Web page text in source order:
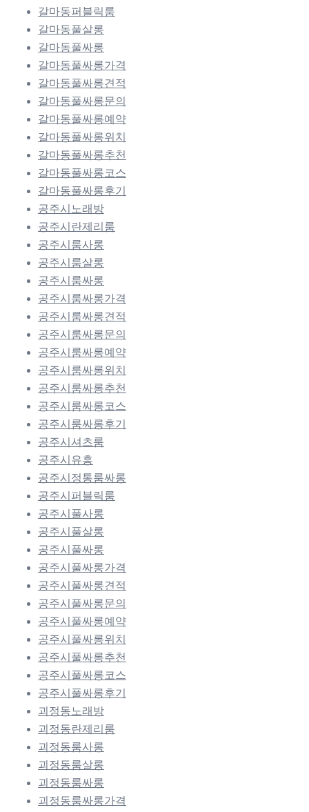
갈마동퍼블릭룸
갈마동풀살롱
갈마동풀싸롱
갈마동풀싸롱가격
갈마동풀싸롱견적
갈마동풀싸롱문의
갈마동풀싸롱예약
갈마동풀싸롱위치
갈마동풀싸롱추천
갈마동풀싸롱코스
갈마동풀싸롱후기
공주시노래방
공주시란제리룸
공주시룸사롱
공주시룸살롱
공주시룸싸롱
공주시룸싸롱가격
공주시룸싸롱견적
공주시룸싸롱문의
공주시룸싸롱예약
공주시룸싸롱위치
공주시룸싸롱추천
공주시룸싸롱코스
공주시룸싸롱후기
공주시셔츠룸
공주시유흥
공주시정통룸싸롱
공주시퍼블릭룸
공주시풀사롱
공주시풀살롱
공주시풀싸롱
공주시풀싸롱가격
공주시풀싸롱견적
공주시풀싸롱문의
공주시풀싸롱예약
공주시풀싸롱위치
공주시풀싸롱추천
공주시풀싸롱코스
공주시풀싸롱후기
괴정동노래방
괴정동란제리룸
괴정동룸사롱
괴정동룸살롱
괴정동룸싸롱
괴정동룸싸롱가격